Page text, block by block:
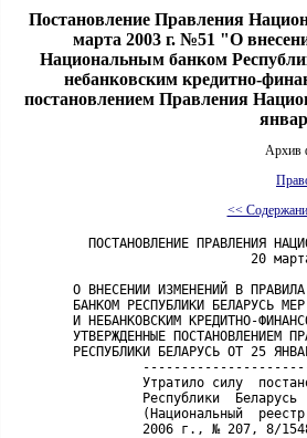
Постановление Правления
марта 2003 г. №51 "О
Национальным банком
небанковским кредитно-
постановлением Правления
Архив
<<
ПОСТАНОВЛЕНИЕ ПРАВЛЕНИЯ
20
О ВНЕСЕНИИ ИЗМЕНЕНИЙ В
БАНКОМ РЕСПУБЛИКИ БЕЛАРУСЬ
И НЕБАНКОВСКИМ КРЕДИТНО-
УТВЕРЖДЕННЫЕ ПОСТАНОВЛЕНИЕМ
РЕСПУБЛИКИ БЕЛАРУСЬ ОТ 25
Утратило силу
Республики  Беларусь
(Национальный
2006 г., № 207, 8/